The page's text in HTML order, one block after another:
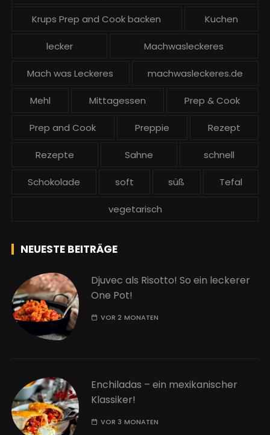
Krups Prep and Cook backen Kuchen
lecker Machwasleckeres
Mach was Leckeres machwasleckeres.de
Mehl Mittagessen Prep & Cook
Prep and Cook Preppie Rezept
Rezepte Sahne schnell
Schokolade soft süß Tefal
vegetarisch
NEUESTE BEITRÄGE
Djuvec als Risotto! So ein leckerer
One Pot!
VOR 2 MONATEN
Enchiladas – ein mexikanischer
Klassiker!
VOR 3 MONATEN